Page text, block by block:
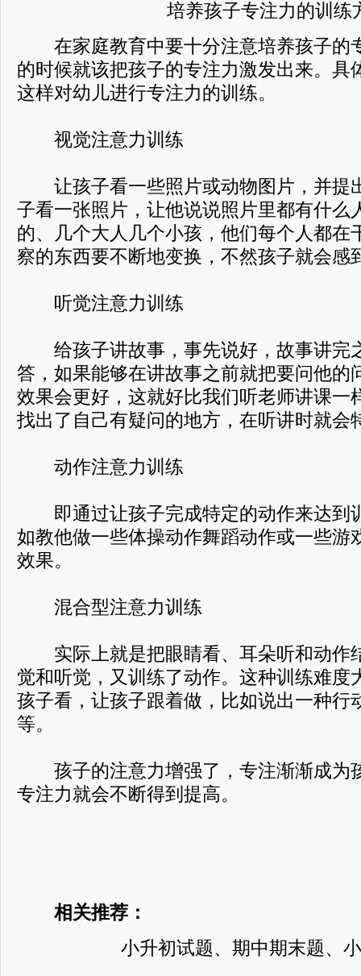
培养孩子专注力的训练
在家庭教育中要十分注意培养孩子的
的时候就该把孩子的专注力激发出来。具
这样对幼儿进行专注力的训练。
视觉注意力训练
让孩子看一些照片或动物图片，并提
子看一张照片，让他说说照片里都有什么
的、几个大人几个小孩，他们每个人都在
察的东西要不断地变换，不然孩子就会感
听觉注意力训练
给孩子讲故事，事先说好，故事讲完
答，如果能够在讲故事之前就把要问他的
效果会更好，这就好比我们听老师讲课一
找出了自己有疑问的地方，在听讲时就会
动作注意力训练
即通过让孩子完成特定的动作来达到
如教他做一些体操动作舞蹈动作或一些游
效果。
混合型注意力训练
实际上就是把眼睛看、耳朵听和动作
觉和听觉，又训练了动作。这种训练难度
孩子看，让孩子跟着做，比如说出一种行
等。
孩子的注意力增强了，专注渐渐成为
专注力就会不断得到提高。
相关推荐：
小升初试题、期中期末题、